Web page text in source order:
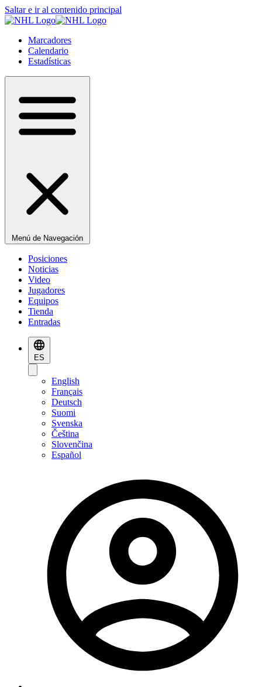
Saltar e ir al contenido principal
Marcadores
Calendario
Estadísticas
Menú de Navegación
Posiciones
Noticias
Video
Jugadores
Equipos
Tienda
Entradas
ES
English
Français
Deutsch
Suomi
Svenska
Čeština
Slovenčina
Español